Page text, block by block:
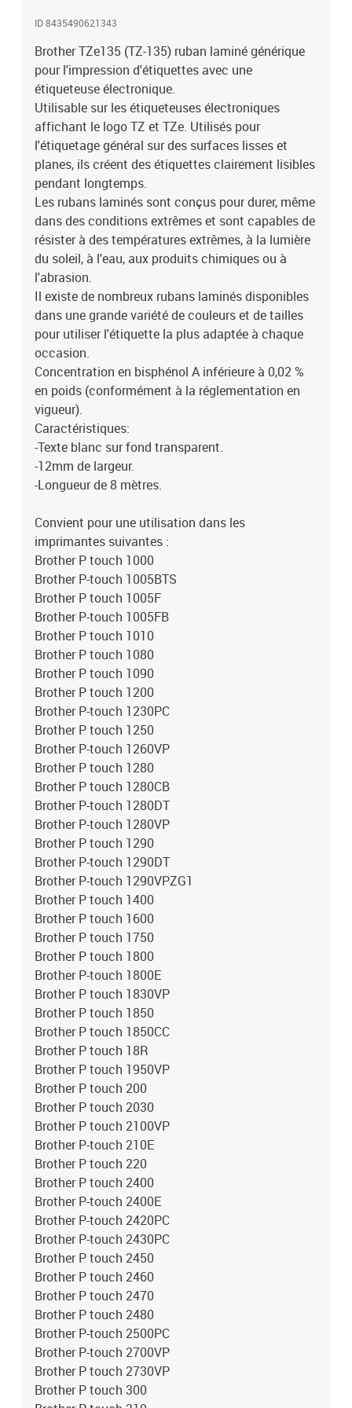
transparent.-12mm de largeur.-Longueur de 8 mètres.Convient
pour une utilisation dans les imprimantes suivantes :Brother P
touch 1000Brother P-touch 1005BTSBrother P touch
1005FBrother P-touch 1005FBBrother P touch 1010Brother P
touch 1080Brother P touch 1090Brother P touch 1200Brother P-
touch 1230PCBrother P touch 1250Brother P-touch
1260VPBrother P touch 1280Brother P touch 1280CBBrother P-
touch 1280DTBrother P-touch 1280VPBrother P touch
1290Brother P-touch 1290DTBrother P-touch 1290VPZG1Brother
P touch 1400Brother P touch 1600Brother P touch 1750Brother P
touch 1800Brother P-touch 1800EBrother P touch 1830VPBrother
P touch 1850Brother P touch 1850CCBrother P touch 18RBrother
P touch 1950VPBrother P touch 200Brother P touch 2030Brother
P touch 2100VPBrother P-touch 210EBrother P touch 220Brother
P touch 2400Brother P-touch 2400EBrother P-touch
2420PCBrother P-touch 2430PCBrother P touch 2450Brother P
touch 2460Brother P touch 2470Brother P touch 2480Brother P-
touch 2500PCBrother P-touch 2700VPBrother P touch
2730VPBrother P touch 300Brother P touch 310Brother P touch
340Brother P touch 350Brother P touch 3600Brother P touch
550Brother P-touch 7100VPBrother P-touch 7500VPBrother P-
touch 7600VPBrother P touch 900Brother P-touch 9200DXBrother
P-touch 9200PCBrother P touch 9400Brother P-touch
9500PCBrother P touch 9600Brother P-touch 9700PCBrother P-
touch 9800PCNBrother P-touch D200Brother P-touch
D200BWVPBrother P-touch D200VPBrother P-touch
D200WNVPBrother P-touch D400Brother P-touch D450Brother P-
touch D450VPBrother P touch D600Brother P-touch
D800WBrother P touch E100Brother P-touch E100VPBrother P
E300VPBrother P-touch E550WVPBrother P-touch GL-200Brother
P-touch H100Brother P touch H100LBBrother P-touch
H105Brother P touch H105WBBrother P-touch H110Brother P-
touch H300Brother P touch H300LIBrother P-touch H500Brother
P-touch H75Brother P-touch P300BT CubeBrother P touch
P700Brother P-touch P710BT CubeBrother P-touch P710BTH
CubeBrother P touch P750WBrother P-touch P900WBrother P-
touch P950NWBrother P-touch RL-700SPerformances : Largeur
12mm / 8 mètres
ID 8435490621343
Brother TZe135 (TZ-135) ruban laminé générique
pour l'impression d'étiquettes avec une
étiqueteuse électronique.
Utilisable sur les étiqueteuses électroniques
affichant le logo TZ et TZe. Utilisés pour
l'étiquetage général sur des surfaces lisses et
planes, ils créent des étiquettes clairement lisibles
pendant longtemps.
Les rubans laminés sont conçus pour durer, même
dans des conditions extrêmes et sont capables de
résister à des températures extrêmes, à la lumière
du soleil, à l'eau, aux produits chimiques ou à
l'abrasion.
Il existe de nombreux rubans laminés disponibles
dans une grande variété de couleurs et de tailles
pour utiliser l'étiquette la plus adaptée à chaque
occasion.
Concentration en bisphénol A inférieure à 0,02 %
en poids (conformément à la réglementation en
vigueur).
Caractéristiques:
-Texte blanc sur fond transparent.
-12mm de largeur.
-Longueur de 8 mètres.
Convient pour une utilisation dans les
imprimantes suivantes :
Brother P touch 1000
Brother P-touch 1005BTS
Brother P touch 1005F
Brother P-touch 1005FB
Brother P touch 1010
Brother P touch 1080
Brother P touch 1090
Brother P touch 1200
Brother P-touch 1230PC
Brother P touch 1250
Brother P-touch 1260VP
Brother P touch 1280
Brother P touch 1280CB
Brother P-touch 1280DT
Brother P-touch 1280VP
Brother P touch 1290
Brother P-touch 1290DT
Brother P-touch 1290VPZG1
Brother P touch 1400
Brother P touch 1600
Brother P touch 1750
Brother P touch 1800
Brother P-touch 1800E
Brother P touch 1830VP
Brother P touch 1850
Brother P touch 1850CC
Brother P touch 18R
Brother P touch 1950VP
Brother P touch 200
Brother P touch 2030
Brother P touch 2100VP
Brother P-touch 210E
Brother P touch 220
Brother P touch 2400
Brother P-touch 2400E
Brother P-touch 2420PC
Brother P-touch 2430PC
Brother P touch 2450
Brother P touch 2460
Brother P touch 2470
Brother P touch 2480
Brother P-touch 2500PC
Brother P-touch 2700VP
Brother P touch 2730VP
Brother P touch 300